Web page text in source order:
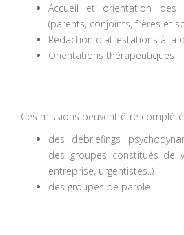
Accueil et orientation des
(parents, conjoints, frères et
Rédaction d'attestations à la
Orientations thérapeutiques
Ces missions peuvent être
des debriefings
des groupes constitués de
entreprise, urgentistes..)
des groupes de parole